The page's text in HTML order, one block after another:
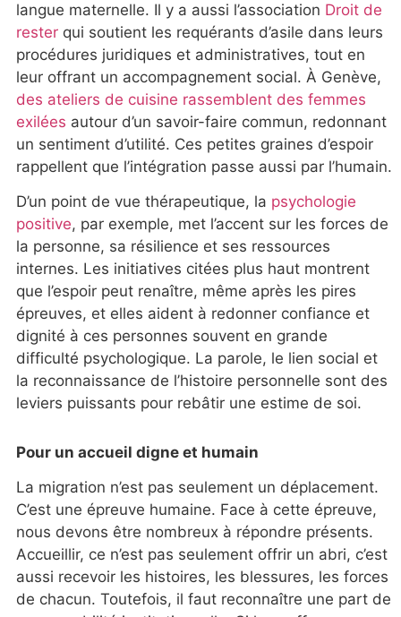
langue maternelle. Il y a aussi l’association Droit de
rester qui soutient les requérants d’asile dans leurs
procédures juridiques et administratives, tout en
leur offrant un accompagnement social. À Genève,
des ateliers de cuisine rassemblent des femmes
exilées autour d’un savoir-faire commun, redonnant
un sentiment d’utilité. Ces petites graines d’espoir
rappellent que l’intégration passe aussi par l’humain.
D’un point de vue thérapeutique, la psychologie
positive, par exemple, met l’accent sur les forces de
la personne, sa résilience et ses ressources
internes. Les initiatives citées plus haut montrent
que l’espoir peut renaître, même après les pires
épreuves, et elles aident à redonner confiance et
dignité à ces personnes souvent en grande
difficulté psychologique. La parole, le lien social et
la reconnaissance de l’histoire personnelle sont des
leviers puissants pour rebâtir une estime de soi.
Pour un accueil digne et humain
La migration n’est pas seulement un déplacement.
C’est une épreuve humaine. Face à cette épreuve,
nous devons être nombreux à répondre présents.
Accueillir, ce n’est pas seulement offrir un abri, c’est
aussi recevoir les histoires, les blessures, les forces
de chacun. Toutefois, il faut reconnaître une part de